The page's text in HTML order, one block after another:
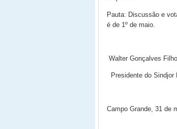
Pauta: Discussão e
é de 1º de maio.
Walter Gonçalves Filho
Presidente do Sindjor
Campo Grande, 31 de